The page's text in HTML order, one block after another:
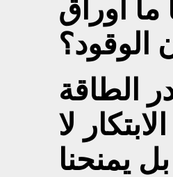
أوراق
الوقود؟
الطاقة
لا
يمنحنا